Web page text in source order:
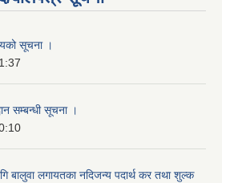
सूचना ।
सम्बन्धी सूचना ।
लगायतका नदिजन्य पदार्थ कर तथा शुल्क